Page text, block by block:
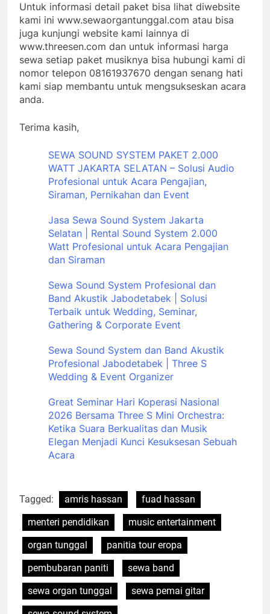
Untuk informasi detail paket bisa lihat diwebsite
kami ini www.sewaorgantunggal.com atau bisa
juga kunjungi website kami lainnya di
www.threesen.com dan untuk informasi harga
sewa setiap paket musiknya bisa hubungi kami di
nomor telepon 08161937670 dengan senang hati
kami siap membantu untuk mengsukseskan acara
anda.
Terima kasih,
SEWA SOUND SYSTEM PAKET 2.000
WATT JAKARTA SELATAN – Solusi Audio
Profesional untuk Acara Pengajian,
Siraman, Pernikahan dan Event
Jasa Sewa Sound System Jakarta
Selatan | Rental Sound System 2.000
Watt Profesional untuk Acara Pengajian
dan Siraman
Sewa Sound System Profesional dan
Band Akustik Jabodetabek | Solusi
Terbaik untuk Wedding, Seminar,
Gathering & Corporate Event
Sewa Sound System dan Band Akustik
Profesional Jabodetabek | Three S
Wedding & Event Organizer
Great Seminar Hari Koperasi Nasional
2026 Bersama Three S Mini Orchestra:
Ketika Suara Berkualitas dan Musik
Elegan Menjadi Kunci Kesuksesan Sebuah
Acara
Tagged: amris hassan
fuad hassan
menteri pendidikan
music entertainment
organ tunggal
panitia tour eropa
pembubaran paniti
sewa band
sewa organ tunggal
sewa pemai gitar